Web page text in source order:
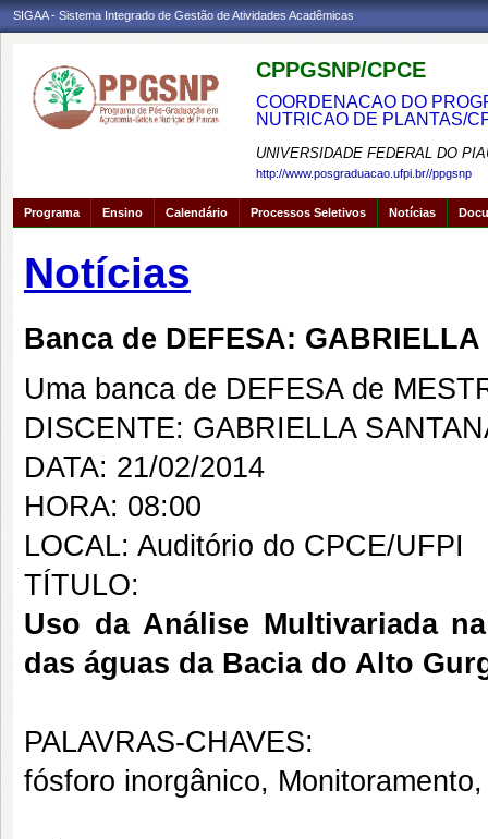
SIGAA - Sistema Integrado de Gestão de Atividades Acadêmicas
CPPGSNP/CPCE
COORDENACAO DO
NUTRICAO DE PLANTAS/
UNIVERSIDADE FEDERAL DO
http://www.posgraduacao.ufpi.br//ppgsnp
Programa Ensino Calendário Processos Seletivos Notícias
Notícias
Banca de DEFESA:
Uma banca de DEFESA de
DISCENTE: GABRIELLA
DATA: 21/02/2014
HORA: 08:00
LOCAL: Auditório do CPCE/UFPI
TÍTULO:
Uso da Análise Multivariada
das águas da Bacia do Alto
PALAVRAS-CHAVES:
fósforo inorgânico,